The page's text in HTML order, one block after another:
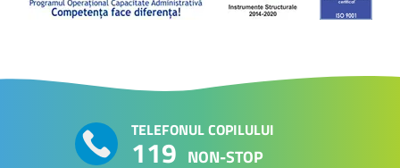
TELEFONUL COPILULUI
119 NON-STOP